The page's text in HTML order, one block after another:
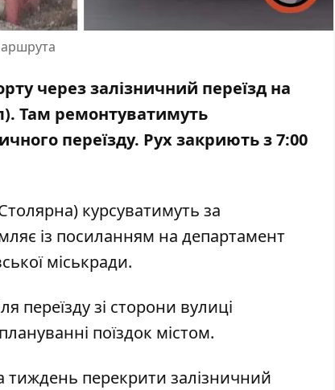
через залізничний переїзд на
Там ремонтуватимуть
переїзду. Рух закриють з 7:00
курсуватимуть за
із посиланням на департамент
міськради.
переїзду зі сторони вулиці
поїздок містом.
перекрити залізничний